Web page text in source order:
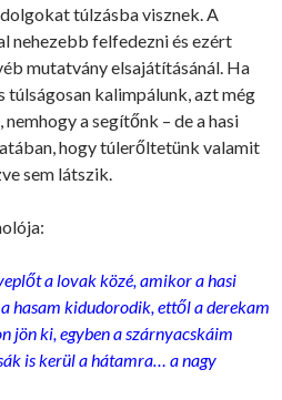
túlzásba visznek. A
nehezebb felfedezni és ezért
mutatvány elsajátításánál. Ha
túlságosan kalimpálunk, azt még
a segítőnk – de a hasi
hogy túlerőltetünk valamit
sem látszik.
a lovak közé, amikor a hasi
hasam kidudorodik, ettől a derekam
jön ki, egyben a szárnyacskáim
is kerül a hátamra… a nagy